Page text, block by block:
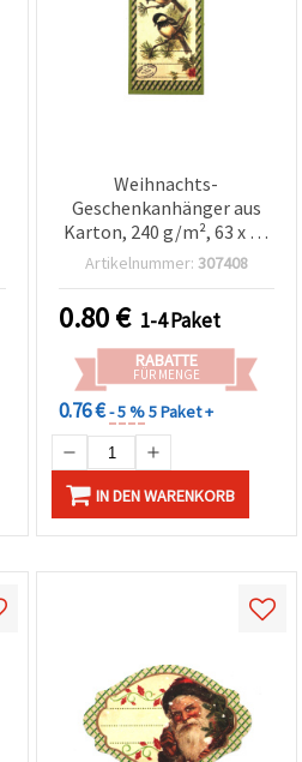
Weihnachts-
Geschenkanhänger aus
Karton, 240 g/m², 63 x 33
mm, Design A – 5er-Set
Artikelnummer: 307408
0.80€ 1-4 Paket
RABATTE
FÜR MENGE
0.76 €- 5 %5 Paket +
IN DEN WARENKORB